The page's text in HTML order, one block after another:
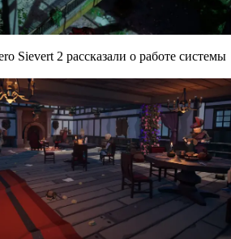
Sievert 2 рассказали о работе системы